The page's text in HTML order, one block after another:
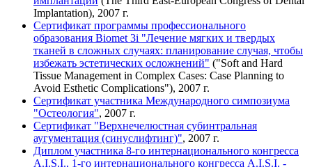
Implantation), 2007 г.
Сертификат программы профессионального
образования Biomet 3i "Лечение мягких и твердых
тканей в сложных случаях: планирование случая, чтобы
избежать эстетических осложнений" ("Soft and Hard
Tissue Management in Complex Cases: Case Planning to
Avoid Esthetic Complications"), 2007 г.
Сертификат участника Международного симпозиума
"Остеология", 2007 г.
Сертификат "Верхнечелюстная субинтральная
аугументация (синуслифтинг)", 2007 г.
Диплом участника 8-го интернационального конгресса
A.I.S.I., 1-го интернационального конгресса A.I.S.I. -